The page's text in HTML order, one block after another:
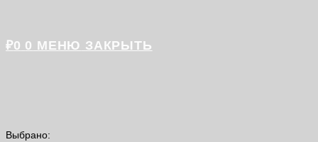
₽0 0 МЕНЮ ЗАКРЫТЬ
Выбрано: